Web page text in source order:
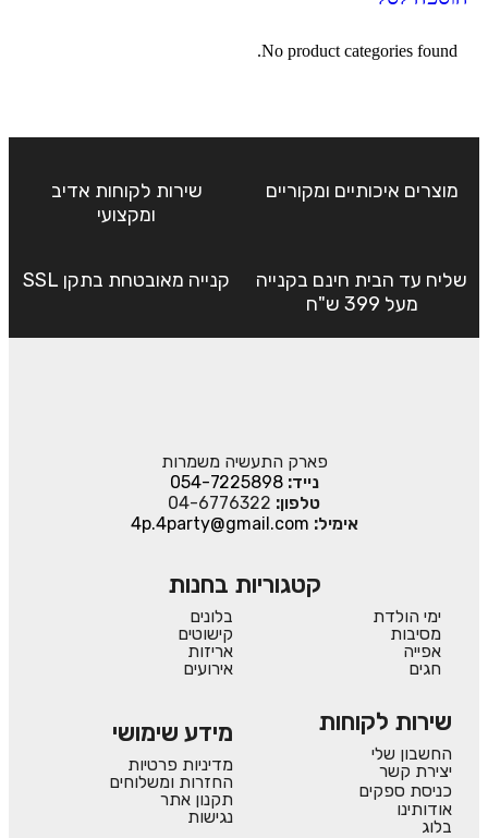
No product categories found.
מוצרים איכותיים ומקוריים
שירות לקוחות אדיב
ומקצועי
שליח עד הבית חינם בקנייה
מעל 399 ש"ח
קנייה מאובטחת בתקן SSL
פארק התעשיה משמרות
נייד:054-7225898
טלפון: 04-6776322
אימיל: 4p.4party@gmail.com
קטגוריות בחנות
ימי הולדת
מסיבות
אפייה
חגים
בלונים
קישוטים
אריזות
אירועים
שירות לקוחות
החשבון שלי
יצירת קשר
כניסת ספקים
אודותינו
בלוג
מידע שימושי
מדיניות פרטיות
החזרות ומשלוחים
תקנון אתר
נגישות